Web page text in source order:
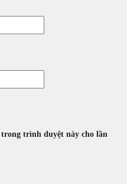
trình duyệt này cho lần